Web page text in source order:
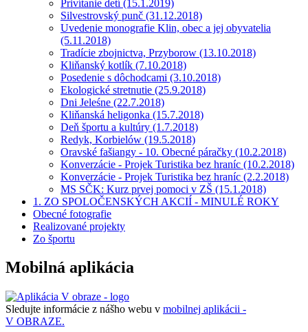
Privítanie detí (15.1.2019)
Silvestrovský punč (31.12.2018)
Uvedenie monografie Klin, obec a jej obyvatelia
(5.11.2018)
Tradície zbojnictva, Przyborow (13.10.2018)
Kliňanský kotlík (7.10.2018)
Posedenie s dôchodcami (3.10.2018)
Ekologické stretnutie (25.9.2018)
Dni Jeleśne (22.7.2018)
Kliňanská heligonka (15.7.2018)
Deň športu a kultúry (1.7.2018)
Redyk, Korbielów (19.5.2018)
Oravské fašiangy - 10. Obecné páračky (10.2.2018)
Konverzácie - Projek Turistika bez hraníc (10.2.2018)
Konverzácie - Projek Turistika bez hraníc (2.2.2018)
MS SČK: Kurz prvej pomoci v ZŠ (15.1.2018)
1. ZO SPOLOČENSKÝCH AKCIÍ - MINULÉ ROKY
Obecné fotografie
Realizované projekty
Zo športu
Mobilná aplikácia
Sledujte informácie z nášho webu v mobilnej aplikácii -
V OBRAZE.